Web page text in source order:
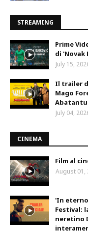
STREAMING
Prime
di
July 15,
Il trailer
Mago
July 04,
CINEMA
Film al
August 01,
'In
Festival:
neretino